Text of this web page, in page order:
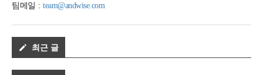
팀메일 : team@andwise.com
최근 글